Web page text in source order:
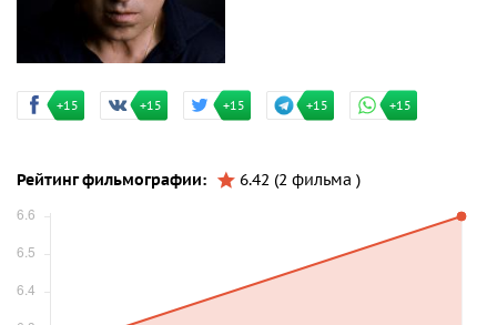
+15 +15 +15 +15 +15
Рейтинг фильмографии: 6.42 (2 фильма )